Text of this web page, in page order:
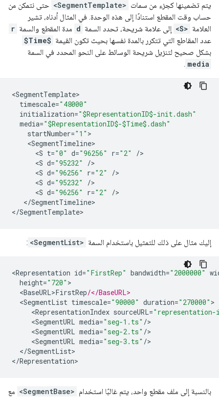
يتم تضمينها كجزء من سمات <SegmentTemplate> حتى نتمكن من
حساب وقت المقطع استنادًا إلى هذه الوحدة. في المثال أدناه، تشير
العلامة <S> إلى علامة شريحة، تحدد السمة d مدة المقطع والسمة r
عدد المقاطع التي تتكرر بالمدة نفسها بحيث تكون القيمة $Time$
بشكل صحيح لتنزيل شريحة الوسائط على النحو المحدد في السمة
media
.
<SegmentTemplate
timescale="48000"
initialization="$RepresentationID$-init.dash"
media="$RepresentationID$-$Time$.dash"
startNumber="1"
<SegmentTimeline
<S t="0" d="96256" r="2" /
<S d="95232" /
<S d="96256" r="2" /
<S d="95232" /
<S d="96256" r="2" /
</SegmentTimeline>
</SegmentTemplate
إليك مثال على ذلك للتمثيل باستخدام السمة <SegmentList>
:
<Representation id="FirstRep" bandwidth="2000000"
height="720"
<BaseURL>FirstRep/</BaseURL>
<SegmentList timescale="90000" duration="270000"
<RepresentationIndex sourceURL=
<SegmentURL media="seg-1.ts" /
<SegmentURL media="seg-2.ts" /
<SegmentURL media="seg-3.ts" /
</SegmentList>
</Representation
بالنسبة إلى ملف مقطع واحد، يتم غالبًا استخدام <SegmentBase> مع